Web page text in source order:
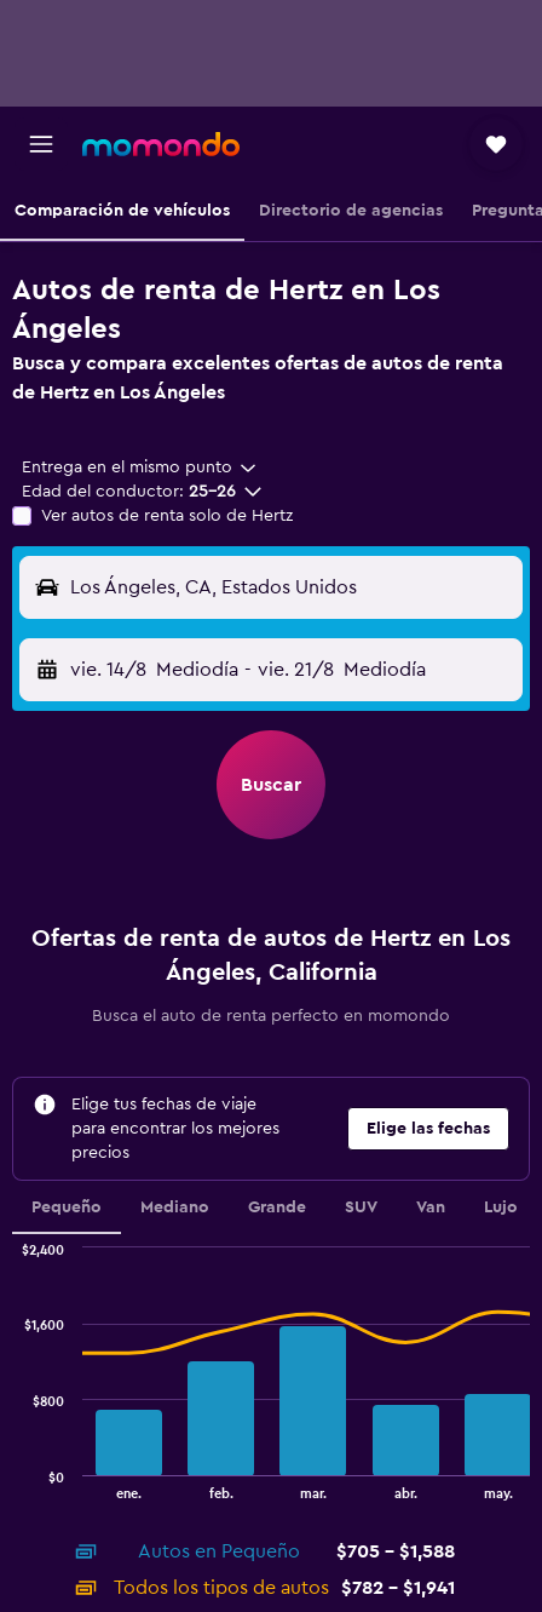
Comparación de vehículos Directorio de agencias
Autos de renta de Hertz en Los
Ángeles
Busca y compara excelentes ofertas de autos de renta
de Hertz en Los Ángeles
Entrega en el mismo punto
Edad del conductor: 25-26
Ver autos de renta solo de Hertz
Los Ángeles, CA, Estados Unidos
vie. 14/8 Mediodía - vie. 21/8 Mediodía
Buscar
Ofertas de renta de autos de Hertz en Los
Ángeles, California
Busca el auto de renta perfecto en momondo
Elige tus fechas de viaje
para encontrar los mejores
precios
Elige las fechas
Pequeño Mediano Grande SUV Van Lujo
displaying
categories.
ene. feb. mar. abr. may.
$0
$800
$1,600
$2,400
Autos en Pequeño
$705 - $1,588
Todos los tipos de autos
$782 - $1,941